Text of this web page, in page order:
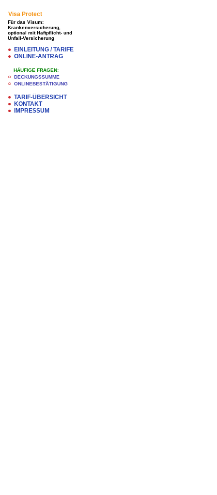
Visa Protect
Für das Visum:
Krankenversicherung,
optional mit Haftpflicht- und
Unfall-Versicherung
● EINLEITUNG / TARIFE
● ONLINE-ANTRAG
HÄUFIGE FRAGEN:
○ DECKUNGSSUMME
○ ONLINEBESTÄTIGUNG
● TARIF-ÜBERSICHT
● KONTAKT
●
IMPRESSUM